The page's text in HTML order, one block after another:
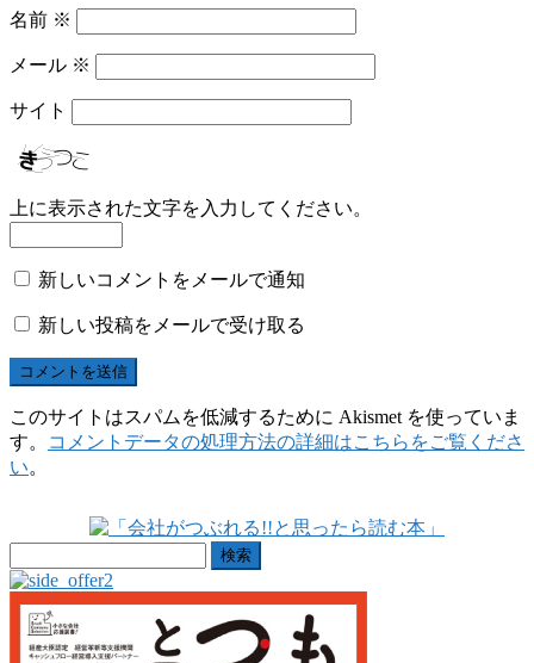
名前 ※
メール ※
サイト
上に表示された文字を入力してください。
新しいコメントをメールで通知
新しい投稿をメールで受け取る
このサイトはスパムを低減するために Akismet を使っていま
す。
コメントデータの処理方法の詳細はこちらをご覧くださ
い。
索: